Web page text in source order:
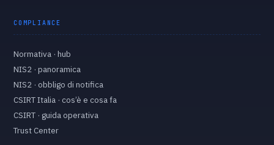
COMPLIANCE
Normativa · hub
NIS2 · panoramica
NIS2 · obbligo di notifica
CSIRT Italia · cos’è e cosa fa
CSIRT · guida operativa
Trust Center